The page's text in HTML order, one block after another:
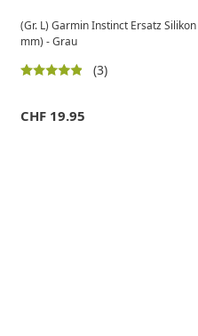
(Gr. L) Garmin Instinct Ersatz
mm) - Grau
(3)
CHF 19.95